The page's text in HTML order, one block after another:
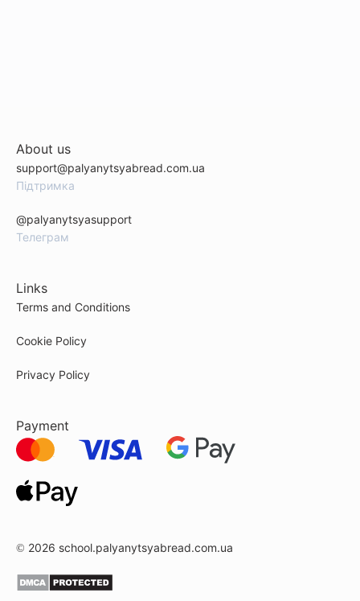
About us
support@palyanytsyabread.com.ua
Підтримка
@palyanytsyasupport
Телеграм
Links
Terms and Conditions
Cookie Policy
Privacy Policy
Payment
© 2026 school.palyanytsyabread.com.ua